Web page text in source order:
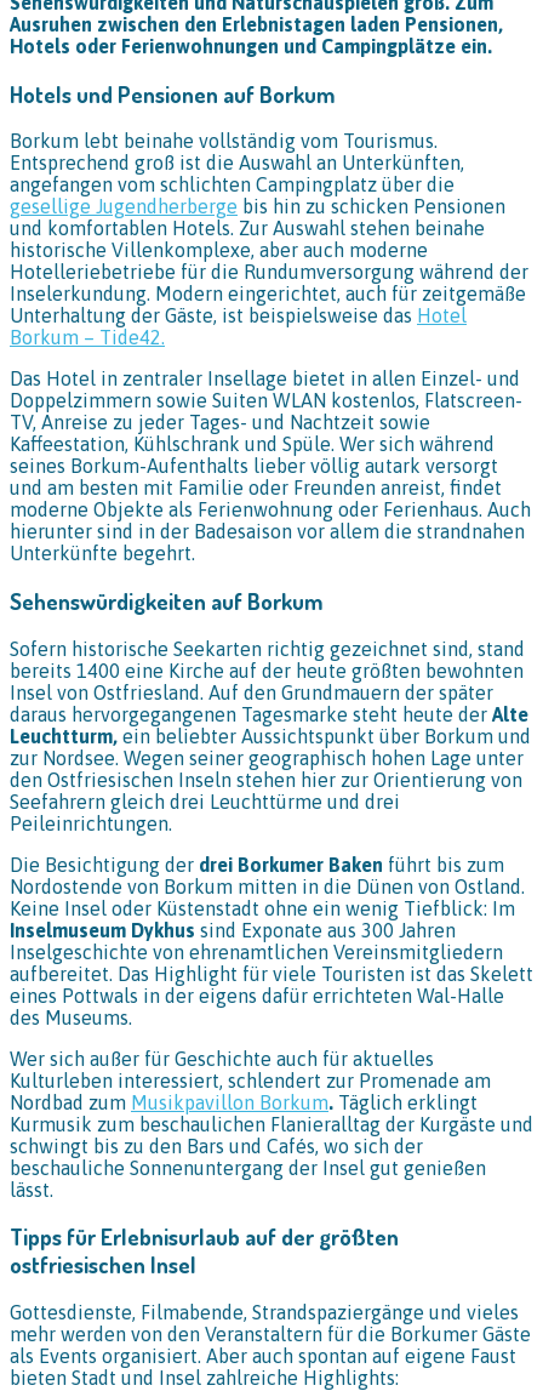
Ausruhen zwischen den Erlebnistagen laden Pensionen,
Hotels oder Ferienwohnungen und Campingplätze ein.
Hotels und Pensionen auf Borkum
Borkum lebt beinahe vollständig vom Tourismus.
Entsprechend groß ist die Auswahl an Unterkünften,
angefangen vom schlichten Campingplatz über die
gesellige Jugendherberge bis hin zu schicken Pensionen
und komfortablen Hotels. Zur Auswahl stehen beinahe
historische Villenkomplexe, aber auch moderne
Hotelleriebetriebe für die Rundumversorgung während der
Inselerkundung. Modern eingerichtet, auch für zeitgemäße
Unterhaltung der Gäste, ist beispielsweise das Hotel
Borkum – Tide42.
Das Hotel in zentraler Insellage bietet in allen Einzel- und
Doppelzimmern sowie Suiten WLAN kostenlos, Flatscreen-
TV, Anreise zu jeder Tages- und Nachtzeit sowie
Kaffeestation, Kühlschrank und Spüle. Wer sich während
seines Borkum-Aufenthalts lieber völlig autark versorgt
und am besten mit Familie oder Freunden anreist, findet
moderne Objekte als Ferienwohnung oder Ferienhaus. Auch
hierunter sind in der Badesaison vor allem die strandnahen
Unterkünfte begehrt.
Sehenswürdigkeiten auf Borkum
Sofern historische Seekarten richtig gezeichnet sind, stand
bereits 1400 eine Kirche auf der heute größten bewohnten
Insel von Ostfriesland. Auf den Grundmauern der später
daraus hervorgegangenen Tagesmarke steht heute der Alte
Leuchtturm, ein beliebter Aussichtspunkt über Borkum und
zur Nordsee. Wegen seiner geographisch hohen Lage unter
den Ostfriesischen Inseln stehen hier zur Orientierung von
Seefahrern gleich drei Leuchttürme und drei
Peileinrichtungen.
Die Besichtigung der drei Borkumer Baken führt bis zum
Nordostende von Borkum mitten in die Dünen von Ostland.
Keine Insel oder Küstenstadt ohne ein wenig Tiefblick: Im
Inselmuseum Dykhus sind Exponate aus 300 Jahren
Inselgeschichte von ehrenamtlichen Vereinsmitgliedern
aufbereitet. Das Highlight für viele Touristen ist das Skelett
eines Pottwals in der eigens dafür errichteten Wal-Halle
des Museums.
Wer sich außer für Geschichte auch für aktuelles
Kulturleben interessiert, schlendert zur Promenade am
Nordbad zum Musikpavillon Borkum. Täglich erklingt
Kurmusik zum beschaulichen Flanieralltag der Kurgäste und
schwingt bis zu den Bars und Cafés, wo sich der
beschauliche Sonnenuntergang der Insel gut genießen
lässt.
Tipps für Erlebnisurlaub auf der größten
ostfriesischen Insel
Gottesdienste, Filmabende, Strandspaziergänge und vieles
mehr werden von den Veranstaltern für die Borkumer Gäste
als Events organisiert. Aber auch spontan auf eigene Faust
bieten Stadt und Insel zahlreiche Highlights: